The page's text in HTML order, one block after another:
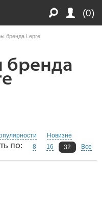
(0)
бренда Lepre
бренда
Новизне
по: 8 16 32 Все